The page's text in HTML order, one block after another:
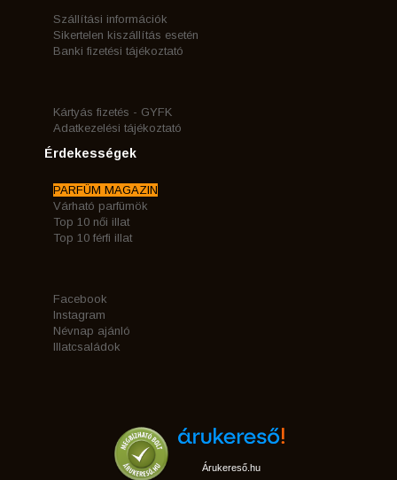
Szállítási információk
Sikertelen kiszállítás esetén
Banki fizetési tájékoztató
Kártyás fizetés - GYFK
Adatkezelési tájékoztató
Érdekességek
PARFÜM MAGAZIN
Várható parfümök
Top 10 női illat
Top 10 férfi illat
Facebook
Instagram
Névnap ajánló
Illatcsaládok
Árukereső.hu